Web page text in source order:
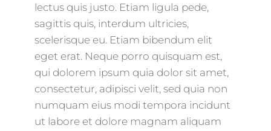
lectus quis justo. Etiam ligula pede,
sagittis quis, interdum ultricies,
scelerisque eu. Etiam bibendum elit
eget erat. Neque porro quisquam est,
qui dolorem ipsum quia dolor sit amet,
consectetur, adipisci velit, sed quia non
numquam eius modi tempora incidunt
ut labore et dolore magnam aliquam